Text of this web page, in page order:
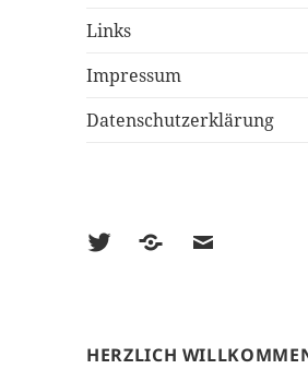
Links
Impressum
Datenschutzerklärung
Twitter500pxE-
HERZLICH